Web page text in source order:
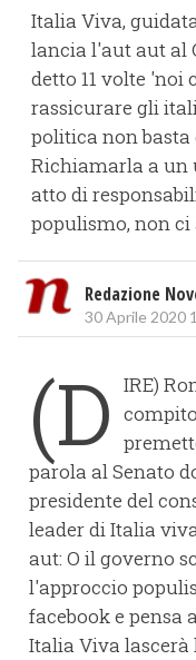
Italia Viva,
lancia l'aut aut al
detto 11 volte 'noi
rassicurare gli
politica non
Richiamarla a un
atto di
populismo, non
Redazione
30 Aprile 2020
(D IRE)
parola al Senato
presidente del
leader di Italia
aut: O il governo
l'approccio
facebook e pensa
Italia Viva